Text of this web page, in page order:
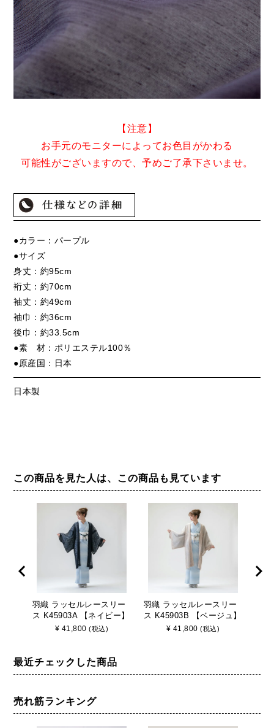
【注意】
お手元のモニターによってお色目がかわる
可能性がございますので、予めご了承下さいませ。
●カラー：パープル
●サイズ
身丈：約95cm
裄丈：約70cm
袖丈：約49cm
袖巾：約36cm
後巾：約33.5cm
●素 材：ポリエステル100％
●原産国：日本
日本製
この商品を見た人は、この商品も見ています
羽織 ラッセルレースリー
ス K45903A 【ネイビー】
さんび 日本製
¥ 41,800 (税込)
羽織 ラッセルレースリー
ス K45903B 【ベージュ】
さんび 日本製
¥ 41,800 (税込)
最近チェックした商品
売れ筋ランキング